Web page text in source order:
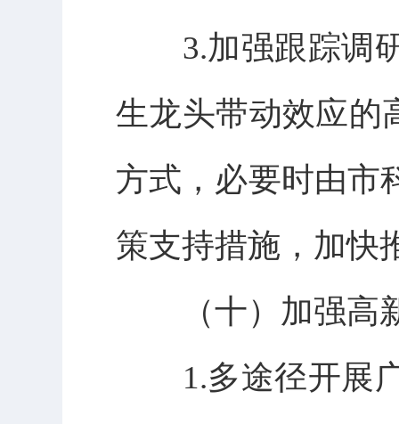
3.加强跟踪调研
生龙头带动效应的
方式，必要时由市
策支持措施，加快
（十）加强高
1.多途径开展广